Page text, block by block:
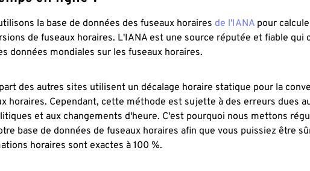
la base de données des fuseaux horaires de l'IANA pour
de fuseaux horaires. L'IANA est une source réputée et fiable qui
données mondiales sur les fuseaux horaires.
des autres sites utilisent un décalage horaire statique pour la
horaires. Cependant, cette méthode est sujette à des erreurs dues
et aux changements d'heure. C'est pourquoi nous mettons
base de données de fuseaux horaires afin que vous puissiez être
horaires sont exactes à 100 %.